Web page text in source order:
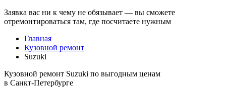
Заявка вас ни к чему не обязывает — вы сможете
отремонтироваться там, где посчитаете нужным
Главная
Кузовной ремонт
Suzuki
Кузовной ремонт Suzuki по выгодным ценам
в Санкт-Петербурге